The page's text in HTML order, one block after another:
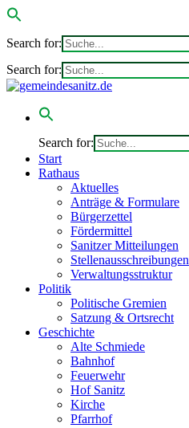
Search for:
Search for:
Search for:
Start
Rathaus
Aktuelles
Anträge & Formulare
Bürgerzettel
Fördermittel
Sanitzer Mitteilungen
Stellenausschreibungen
Verwaltungsstruktur
Politik
Politische Gremien
Satzung & Ortsrecht
Geschichte
Alte Schmiede
Bahnhof
Feuerwehr
Hof Sanitz
Kirche
Pfarrhof